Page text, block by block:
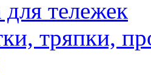
для тележек
тряпки,